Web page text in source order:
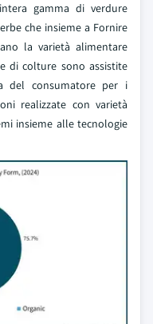
gamma di verdure
che insieme a Fornire
la varietà alimentare
di colture sono assistite
del consumatore per i
realizzate con varietà
insieme alle tecnologie